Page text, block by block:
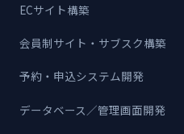
ECサイト構築
会員制サイト・サブスク構築
予約・申込システム開発
データベース／管理画面開発